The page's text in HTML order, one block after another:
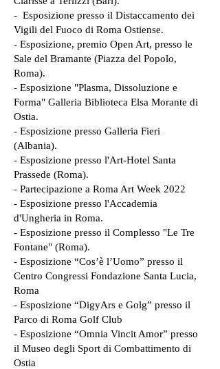
- Esposizione presso il Distaccamento dei
Vigili del Fuoco di Roma Ostiense.
- Esposizione, premio Open Art, presso le
Sale del Bramante (Piazza del Popolo,
Roma).
- Esposizione "Plasma, Dissoluzione e
Forma" Galleria Biblioteca Elsa Morante di
Ostia.
- Esposizione presso Galleria Fieri
(Albania).
- Esposizione presso l'Art-Hotel Santa
Prassede (Roma).​
- Partecipazione a Roma Art Week 2022
- Esposizione presso l'Accademia
d'Ungheria in Roma.​
- Esposizione presso il Complesso "Le Tre
Fontane" (Roma).
- Esposizione “Cos’è l’Uomo” presso il
Centro Congressi Fondazione Santa Lucia,
Roma
- Esposizione “DigyArs e Golg” presso il
Parco di Roma Golf Club
- Esposizione “Omnia Vincit Amor” presso
il Museo degli Sport di Combattimento di
Ostia